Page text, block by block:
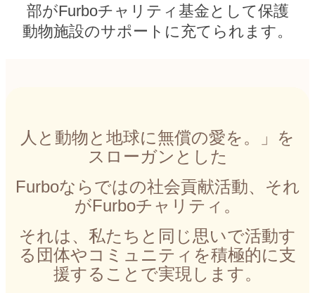
部がFurboチャリティ基金として保護
動物施設のサポートに充てられます。
人と動物と地球に無償の愛を。」を
スローガンとした
Furboならではの社会貢献活動、それ
がFurboチャリティ。
それは、私たちと同じ思いで活動す
る団体やコミュニティを積極的に支
援することで実現します。